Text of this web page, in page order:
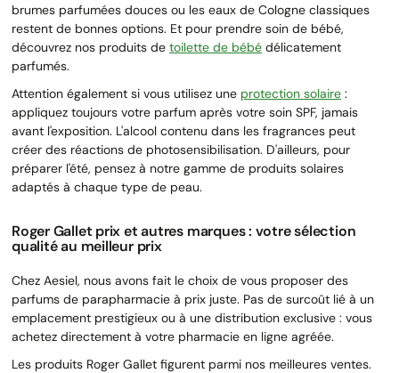
brumes parfumées douces ou les eaux de Cologne classiques
restent de bonnes options. Et pour prendre soin de bébé,
découvrez nos produits de toilette de bébé délicatement
parfumés.
Attention également si vous utilisez une protection solaire :
appliquez toujours votre parfum après votre soin SPF, jamais
avant l'exposition. L'alcool contenu dans les fragrances peut
créer des réactions de photosensibilisation. D'ailleurs, pour
préparer l'été, pensez à notre gamme de produits solaires
adaptés à chaque type de peau.
Roger Gallet prix et autres marques : votre sélection
qualité au meilleur prix
Chez Aesiel, nous avons fait le choix de vous proposer des
parfums de parapharmacie à prix juste. Pas de surcoût lié à un
emplacement prestigieux ou à une distribution exclusive : vous
achetez directement à votre pharmacie en ligne agréée.
Les produits Roger Gallet figurent parmi nos meilleures ventes.